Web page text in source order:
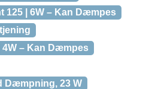
125 | 6W – Kan Dæmpes
– Kan Dæmpes
Dæmpning, 23 W